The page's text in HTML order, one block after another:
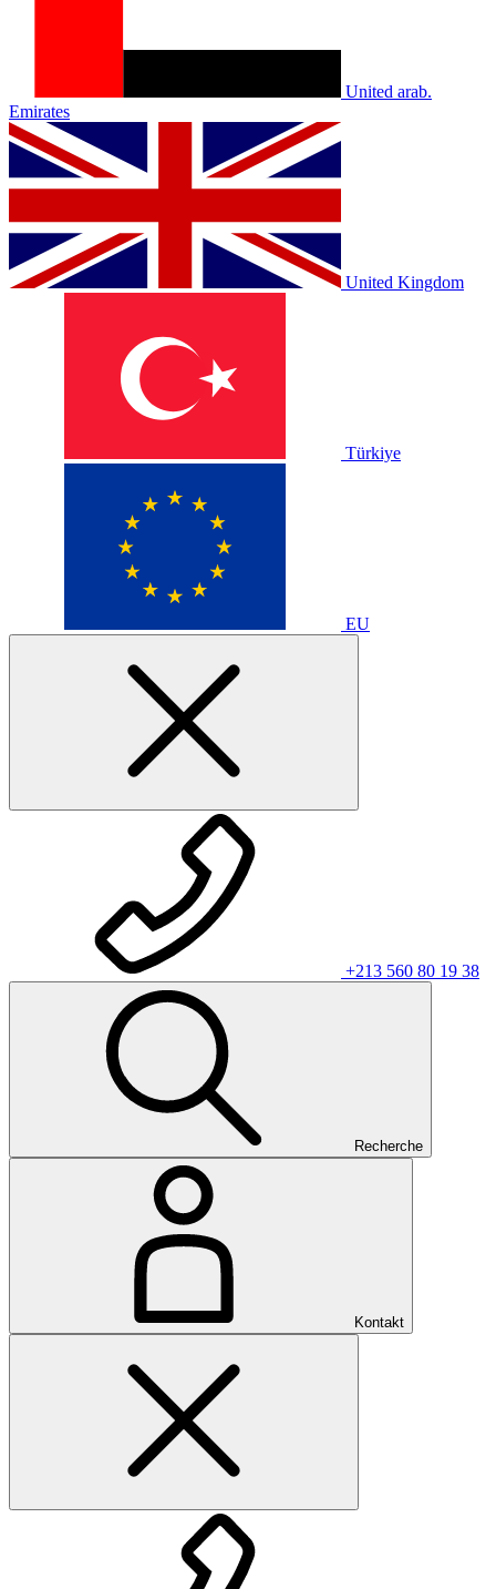
United arab.
Emirates
United Kingdom
Türkiye
EU
+213 560 80 19 38
Recherche
Kontakt